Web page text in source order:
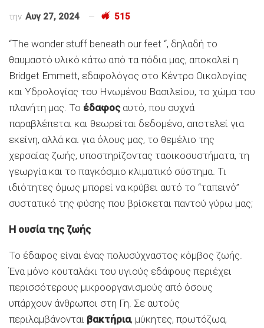
την Αυγ 27, 2024 515
“The wonder stuff beneath our feet “, δηλαδή το
θαυμαστό υλικό κάτω από τα πόδια μας, αποκαλεί η
Bridget Emmett, εδαφολόγος στο Κέντρο Οικολογίας
και Υδρολογίας του Ηνωμένου Βασιλείου, το χώμα του
πλανήτη μας. Το έδαφοςαυτό, που συχνά
παραβλέπεται και θεωρείται δεδομένο, αποτελεί για
εκείνη, αλλά και για όλους μας, το θεμέλιο της
χερσαίας ζωής, υποστηρίζοντας ταοικοσυστήματα, τη
γεωργία και το παγκόσμιο κλιματικό σύστημα. Τι
ιδιότητες όμως μπορεί να κρύβει αυτό το “ταπεινό”
συστατικό της φύσης που βρίσκεται παντού γύρω μας;
Η ουσία της ζωής
Το έδαφος είναι ένας πολυσύχναστος κόμβος ζωής.
Ένα μόνο κουταλάκι του υγιούς εδάφους περιέχει
περισσότερους μικροοργανισμούς από όσους
υπάρχουν άνθρωποι στη Γη. Σε αυτούς
περιλαμβάνονται βακτήρια, μύκητες, πρωτόζωα,